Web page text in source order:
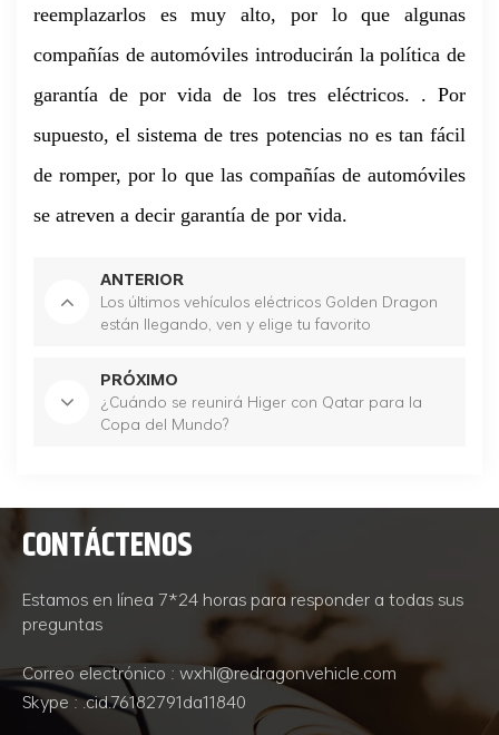
reemplazarlos es muy alto, por lo que algunas
compañías de automóviles introducirán la política de
garantía de por vida de los tres eléctricos. . Por
supuesto, el sistema de tres potencias no es tan fácil
de romper, por lo que las compañías de automóviles
se atreven a decir garantía de por vida.
ANTERIOR
Los últimos vehículos eléctricos Golden Dragon
están llegando, ven y elige tu favorito
PRÓXIMO
¿Cuándo se reunirá Higer con Qatar para la
Copa del Mundo?
CONTÁCTENOS
Estamos en línea 7*24 horas para responder a todas sus
preguntas
Correo electrónico : wxhl@redragonvehicle.com
Skype : .cid.76182791da11840